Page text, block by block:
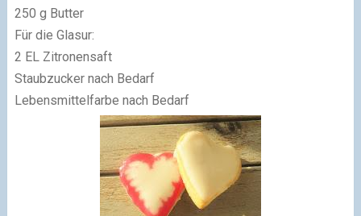
250 g Butter
Für die Glasur:
2 EL Zitronensaft
Staubzucker nach Bedarf
Lebensmittelfarbe nach Bedarf